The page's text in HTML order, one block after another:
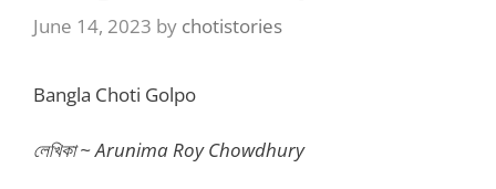
June 14, 2023 by chotistories
Bangla Choti Golpo
লেখিকা ~ Arunima Roy Chowdhury